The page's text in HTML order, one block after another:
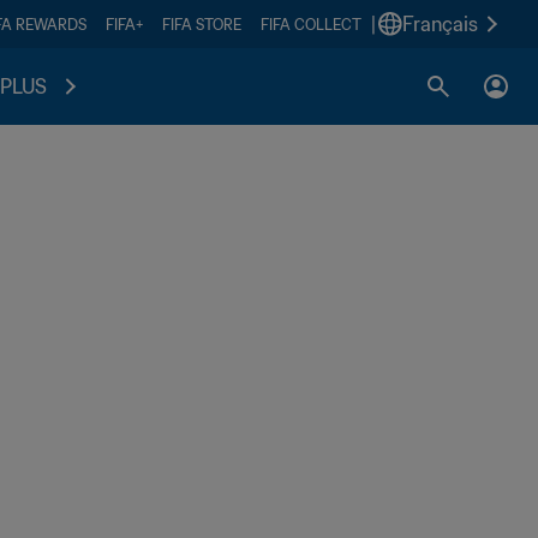
REWARDS FIFA+ FIFA STORE FIFA COLLECT Français
PLUS